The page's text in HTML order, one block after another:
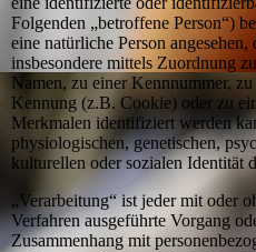
Folgenden „betroffene Person“)
eine natürliche Person
insbesondere mittels Zuordnung
Namen, zu einer Kennnummer,
Kennung (z.B. Cookie) oder zu
Merkmalen identifiziert werden
physiologischen, genetischen,
kulturellen oder sozialen Identität
„Verarbeitung“ ist jeder mit oder
Verfahren ausgeführte Vorgang
Zusammenhang mit